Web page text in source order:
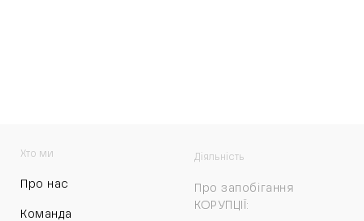
Хто ми
Про нас
Команда
Діяльність
Про запобігання
КОРУПЦІЇ: